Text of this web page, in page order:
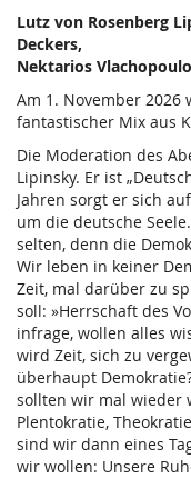
Lutz von Rosenberg
Deckers,
Nektarios
Am 1. November 2026
fantastischer Mix aus
Die Moderation des
Lipinsky. Er ist
Jahren sorgt er sich
um die deutsche
selten, denn die
Wir leben in keiner
Zeit, mal darüber zu
soll: »Herrschaft des
infrage, wollen alles
wird Zeit, sich zu
überhaupt
sollten wir mal wieder
Plentokratie,
sind wir dann eines
wir wollen: Unsere